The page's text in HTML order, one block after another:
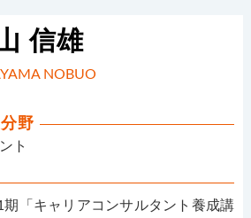
信雄
NOBUO
野
ト
「キャリアコンサルタント養成講